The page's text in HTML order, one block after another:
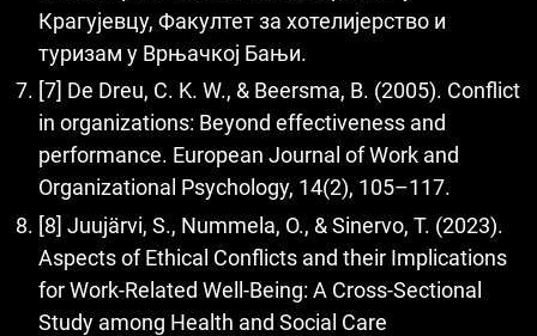
Крагујевцу, Факултет за хотелијерство и
туризам у Врњачкој Бањи.
[7] De Dreu, C. K. W., & Beersma, B. (2005). Conflict
in organizations: Beyond effectiveness and
performance. European Journal of Work and
Organizational Psychology, 14(2), 105–117.
[8] Juujärvi, S., Nummela, O., & Sinervo, T. (2023).
Aspects of Ethical Conflicts and their Implications
for Work-Related Well-Being: A Cross-Sectional
Study among Health and Social Care